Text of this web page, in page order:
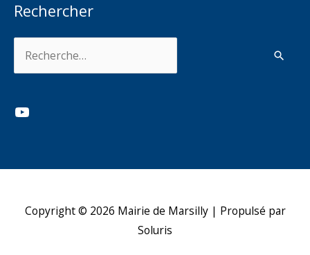
Rechercher
YouTube
Copyright © 2026 Mairie de Marsilly| Propulsé par
Soluris